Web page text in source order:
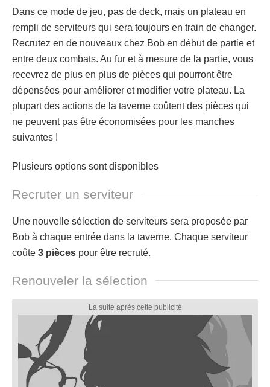
Dans ce mode de jeu, pas de deck, mais un plateau en
rempli de serviteurs qui sera toujours en train de changer.
Recrutez en de nouveaux chez Bob en début de partie et
entre deux combats. Au fur et à mesure de la partie, vous
recevrez de plus en plus de pièces qui pourront être
dépensées pour améliorer et modifier votre plateau. La
plupart des actions de la taverne coûtent des pièces qui
ne peuvent pas être économisées pour les manches
suivantes !
Plusieurs options sont disponibles
Recruter un serviteur
Une nouvelle sélection de serviteurs sera proposée par
Bob à chaque entrée dans la taverne. Chaque serviteur
coûte 3 pièces pour être recruté.
Renouveler la sélection